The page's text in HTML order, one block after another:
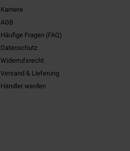
Karriere
AGB
Häufige Fragen (FAQ)
Datenschutz
Widerrufsrecht
Versand & Lieferung
Händler werden